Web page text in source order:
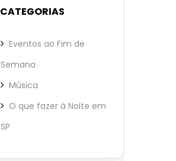
CATEGORIAS
Eventos ao Fim de
Semana
Música
O que fazer à Noite em
SP